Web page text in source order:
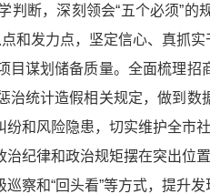
断，深刻领会“五个必须”
和发力点，坚定信心、真抓
谋划储备质量。全面梳理
统计造假相关规定，做到
和风险隐患，切实维护全市社
纪律和政治规矩摆在突出位
察和“回头看”等方式，提升